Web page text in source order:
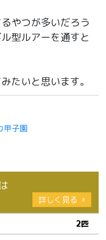
やつが多いだろう
型ルアーを通すと
たいと思います。
詳しく見る
2匹